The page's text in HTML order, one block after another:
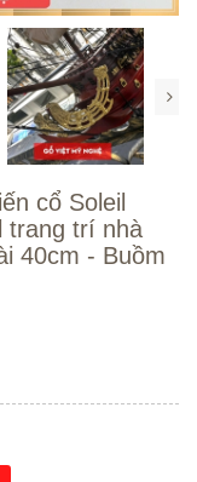
cổ Soleil
trang trí nhà
40cm - Buồm